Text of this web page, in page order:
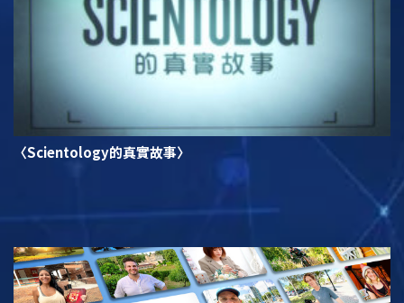
〈Scientology的真實故事〉